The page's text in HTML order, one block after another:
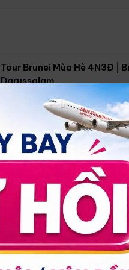
Tour Brunei Mùa Hè 4N3Đ |
Darussalam
Hồ Chí Minh 4N3Đ
30/08 17/09 24/09
14.499.000đ Xem chi